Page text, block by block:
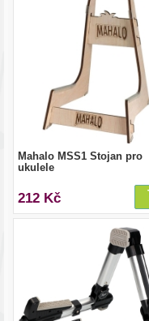
Mahalo MSS1 Stojan pro
ukulele
212 Kč